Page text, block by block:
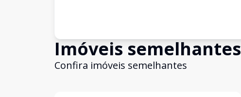
Imóveis semelhantes
Confira imóveis semelhantes